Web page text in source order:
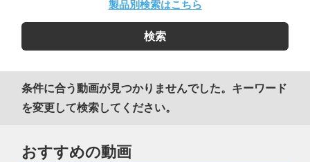
製品別検索はこちら
条件に合う動画が見つかりませんでした。キーワード
を変更して検索してください。
おすすめの動画